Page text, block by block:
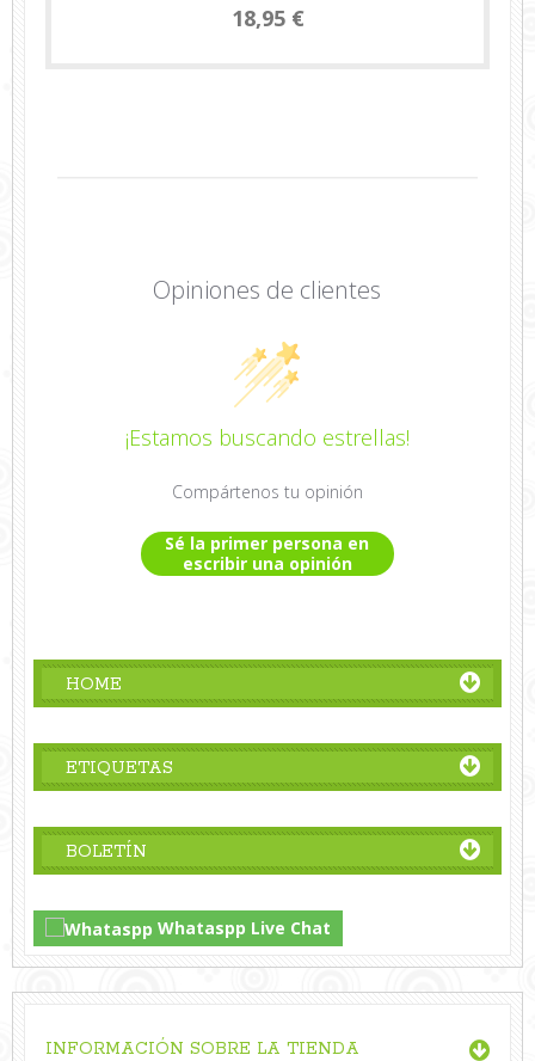
18,95 €
Opiniones de clientes
¡Estamos buscando estrellas!
Compártenos tu opinión
Sé la primer persona en
escribir una opinión
HOME
ETIQUETAS
BOLETÍN
Whataspp Live Chat
INFORMACIÓN SOBRE LA TIENDA